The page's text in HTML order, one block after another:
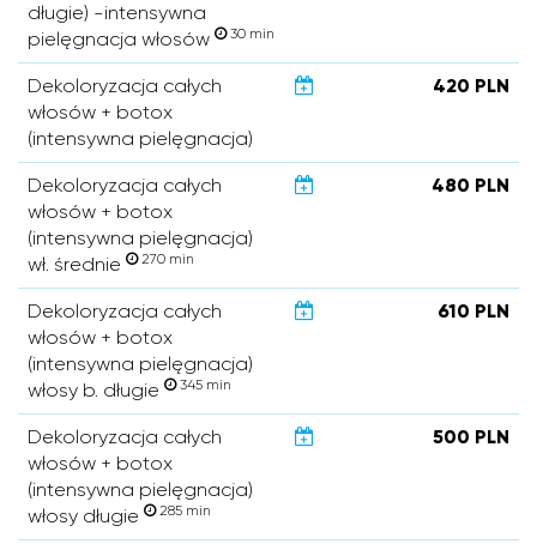
długie) -intensywna
pielęgnacja włosów
30 min
Dekoloryzacja całych
włosów + botox
(intensywna pielęgnacja)
420 PLN
Dekoloryzacja całych
włosów + botox
(intensywna pielęgnacja)
wł. średnie
270 min
480 PLN
Dekoloryzacja całych
włosów + botox
(intensywna pielęgnacja)
włosy b. długie
345 min
610 PLN
Dekoloryzacja całych
włosów + botox
(intensywna pielęgnacja)
włosy długie
285 min
500 PLN